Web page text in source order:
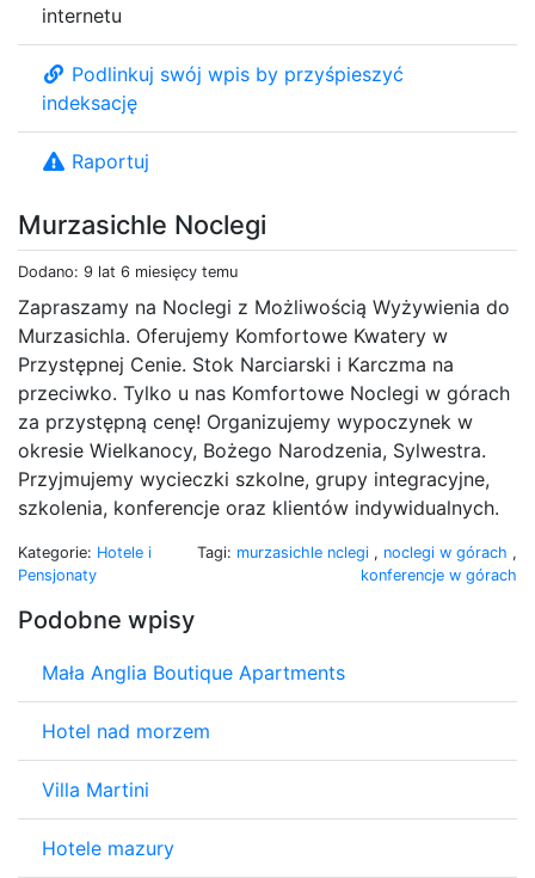
Murzasichle Noclegi
Dodano: 9 lat 6 miesięcy temu
Zapraszamy na Noclegi z Możliwością Wyżywienia do
Murzasichla. Oferujemy Komfortowe Kwatery w
Przystępnej Cenie. Stok Narciarski i Karczma na
przeciwko. Tylko u nas Komfortowe Noclegi w górach
za przystępną cenę! Organizujemy wypoczynek w
okresie Wielkanocy, Bożego Narodzenia, Sylwestra.
Przyjmujemy wycieczki szkolne, grupy integracyjne,
szkolenia, konferencje oraz klientów indywidualnych.
Kategorie: Hotele i
Pensjonaty
Tagi: murzasichle nclegi , noclegi w górach ,
konferencje w górach
Podobne wpisy
Mała Anglia Boutique Apartments
Hotel nad morzem
Villa Martini
Hotele mazury
internetu
Podlinkuj swój wpis by przyśpieszyć
indeksację
Raportuj